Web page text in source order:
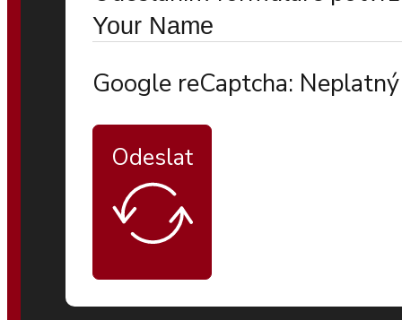
Google reCaptcha:
Odeslat